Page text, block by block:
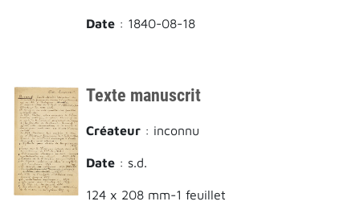
Date : 1840-08-18
Texte manuscrit
Créateur : inconnu
Date : s.d.
124 x 208 mm-1 feuillet